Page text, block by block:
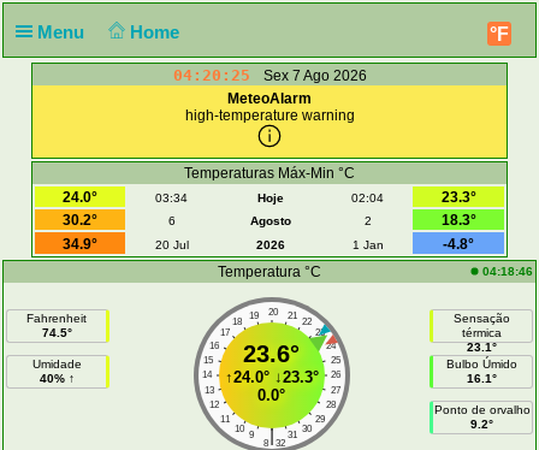
Menu Home °F
04:20:25
Sex 7 Ago 2026
MeteoAlarm
high-temperature warning
Temperaturas Máx-Min °C
24.0°
03:34 Hoje 02:04
23.3°
30.2°
6 Agosto 2
18.3°
34.9°
20 Jul 2026 1 Jan
-4.8°
Temperatura °C
04:18:46
Fahrenheit
74.5°
Umidade
40% ↑
20
19 21
18
22
17
23
16
24
15
25
14
26
13
27
12
28
11
29
10
30
9 31
|
8 32
23.6°
↑24.0°↓23.3°
0.0°
Sensação
térmica
23.1°
Bulbo Úmido
16.1°
Ponto de orvalho
9.2°